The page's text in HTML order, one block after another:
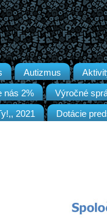
Autizmus
nás 2% Výročné
2021 Dotácie